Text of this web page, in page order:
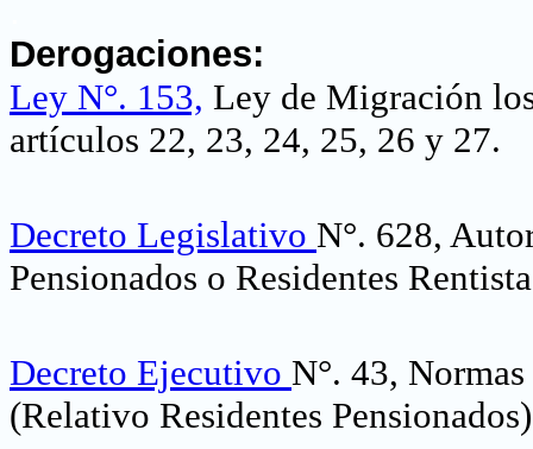
Derogaciones:
Ley N°. 153, Ley de Migración
artículos 22, 23, 24, 25, 26 y 27.
Decreto Legislativo N°. 628,
Pensionados o Residentes
Decreto Ejecutivo N°. 43,
(Relativo Residentes Pensionados)